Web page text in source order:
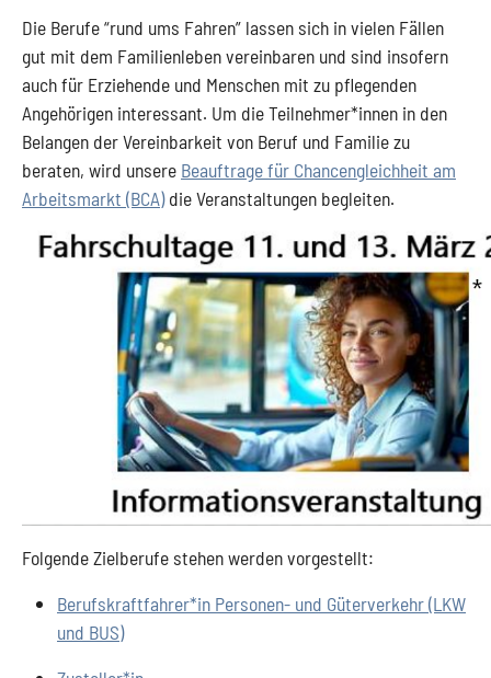
Die Berufe “rund ums Fahren” lassen sich in vielen Fällen
gut mit dem Familienleben vereinbaren und sind insofern
auch für Erziehende und Menschen mit zu pflegenden
Angehörigen interessant. Um die Teilnehmer*innen in den
Belangen der Vereinbarkeit von Beruf und Familie zu
beraten, wird unsere Beauftrage für Chancengleichheit am
Arbeitsmarkt (BCA)die Veranstaltungen begleiten.
Folgende Zielberufe stehen werden vorgestellt:
Berufskraftfahrer*in Personen- und Güterverkehr (LKW
und BUS)